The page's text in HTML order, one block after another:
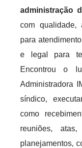
administração
com qualidade,
para
e legal para
Encontrou o
Administradora
síndico,
como
reuniões, atas,
planejamentos,